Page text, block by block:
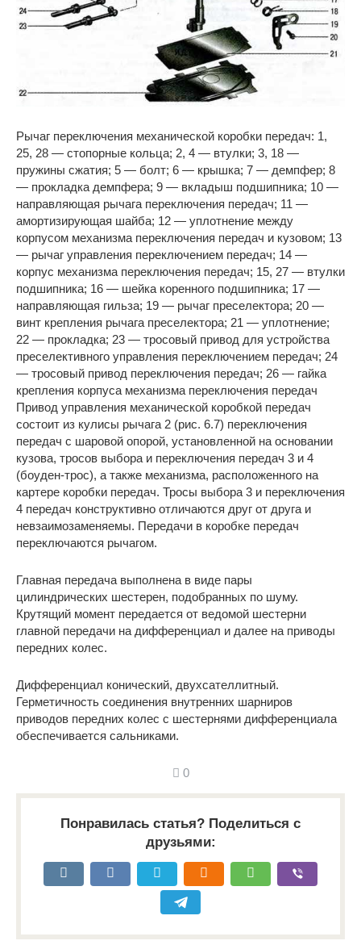
Рычаг переключения механической коробки передач: 1,
25, 28 — стопорные кольца; 2, 4 — втулки; 3, 18 —
пружины сжатия; 5 — болт; 6 — крышка; 7 — демпфер; 8
— прокладка демпфера; 9 — вкладыш подшипника; 10 —
направляющая рычага переключения передач; 11 —
амортизирующая шайба; 12 — уплотнение между
корпусом механизма переключения передач и кузовом; 13
— рычаг управления переключением передач; 14 —
корпус механизма переключения передач; 15, 27 — втулки
подшипника; 16 — шейка коренного подшипника; 17 —
направляющая гильза; 19 — рычаг преселектора; 20 —
винт крепления рычага преселектора; 21 — уплотнение;
22 — прокладка; 23 — тросовый привод для устройства
преселективного управления переключением передач; 24
— тросовый привод переключения передач; 26 — гайка
крепления корпуса механизма переключения передач
Привод управления механической коробкой передач
состоит из кулисы рычага 2 (рис. 6.7) переключения
передач с шаровой опорой, установленной на основании
кузова, тросов выбора и переключения передач 3 и 4
(боуден-трос), а также механизма, расположенного на
картере коробки передач. Тросы выбора 3 и переключения
4 передач конструктивно отличаются друг от друга и
невзаимозаменяемы. Передачи в коробке передач
переключаются рычагом.
Главная передача выполнена в виде пары
цилиндрических шестерен, подобранных по шуму.
Крутящий момент передается от ведомой шестерни
главной передачи на дифференциал и далее на приводы
передних колес.
Дифференциал конический, двухсателлитный.
Герметичность соединения внутренних шарниров
приводов передних колес с шестернями дифференциала
обеспечивается сальниками.
0
Понравилась статья? Поделиться с
друзьями: